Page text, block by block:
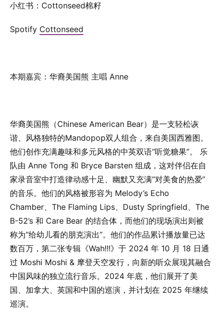
小红书：Cottonseed棉籽
Spotify ⁠⁠⁠⁠⁠⁠⁠⁠Cottonseed⁠⁠⁠⁠⁠
本期嘉宾：华裔美国熊 主唱 Anne
华裔美国熊（Chinese American Bear）是一支轻松诙
谐、风格独特的Mandopop双人组合，来自美国西雅图。
他们创作充满趣味和多元风格的中英双语“听觉糖果”。 乐
队由 Anne Tong 和 Bryce Barsten 组成，这对伴侣在自
家录音室中打造律动感十足、幽默又充满“对美食的热爱”
的音乐。他们的风格被形容为 Melody’s Echo
Chamber、The Flaming Lips、Dusty Springfield、The
B-52’s 和 Care Bear 的结合体，而他们的现场演出则被
称为“给幼儿看的朋克演出”。他们的作品累计播放量已达
数百万，第二张专辑《Wah!!!》于 2024 年 10 月 18 日通
过 Moshi Moshi & 摩登天空发行，向新的听众展现其融合
中国风味的独立流行音乐。2024 年底，他们展开了美
国、加拿大、英国和中国的巡演，并计划在 2025 年继续
巡演。